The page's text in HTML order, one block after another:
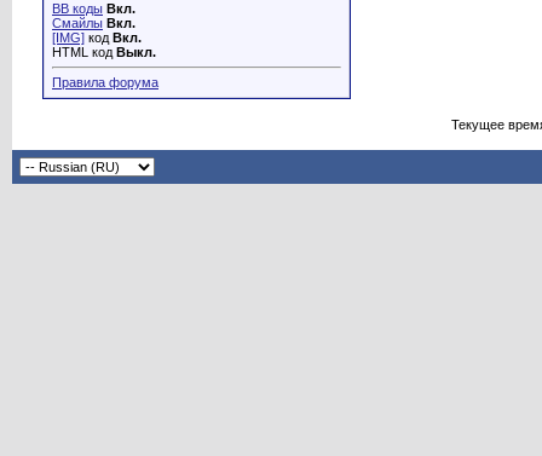
BB коды Вкл.
Смайлы Вкл.
[IMG] код Вкл.
HTML код Выкл.
Правила форума
Текущее